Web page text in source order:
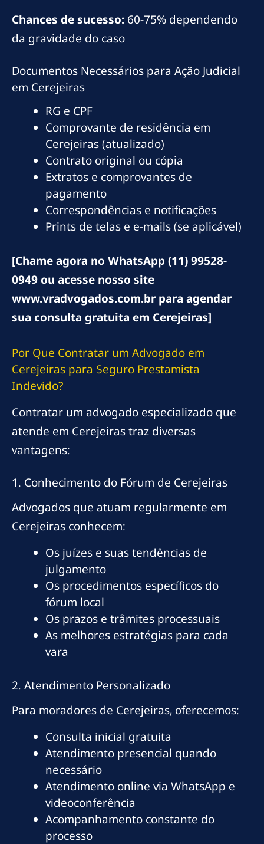
Chances de sucesso: 60-75% dependendo
da gravidade do caso
Documentos Necessários para Ação Judicial
em Cerejeiras
RG e CPF
Comprovante de residência em
Cerejeiras (atualizado)
Contrato original ou cópia
Extratos e comprovantes de
pagamento
Correspondências e notificações
Prints de telas e e-mails (se aplicável)
[Chame agora no WhatsApp (11) 99528-
0949 ou acesse nosso site
www.vradvogados.com.br para agendar
sua consulta gratuita em Cerejeiras]
Por Que Contratar um Advogado em
Cerejeiras para Seguro Prestamista
Indevido?
Contratar um advogado especializado que
atende em Cerejeiras traz diversas
vantagens:
1. Conhecimento do Fórum de Cerejeiras
Advogados que atuam regularmente em
Cerejeiras conhecem:
Os juízes e suas tendências de
julgamento
Os procedimentos específicos do
fórum local
Os prazos e trâmites processuais
As melhores estratégias para cada
vara
2. Atendimento Personalizado
Para moradores de Cerejeiras, oferecemos:
Consulta inicial gratuita
Atendimento presencial quando
necessário
Atendimento online via WhatsApp e
videoconferência
Acompanhamento constante do
processo